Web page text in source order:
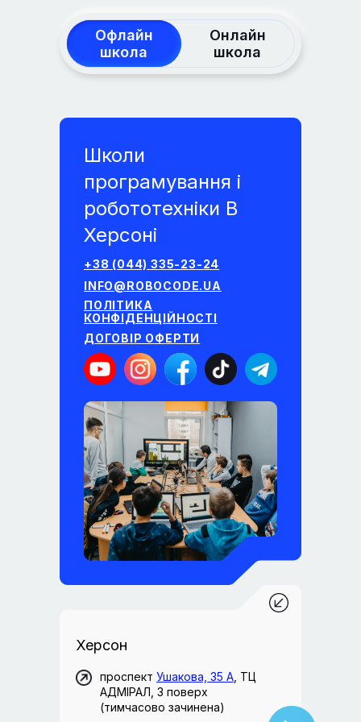
Офлайн
школа
Онлайн
школа
Школи
програмування і
робототехніки В
Херсоні
+38 (044) 335-23-24
INFO@ROBOCODE.UA
ПОЛІТИКА
КОНФІДЕНЦІЙНОСТІ
ДОГОВІР ОФЕРТИ
проспект Ушакова, 35 А , ТЦ
АДМІРАЛ, 3 поверх
(тимчасово зачинена)
Херсон